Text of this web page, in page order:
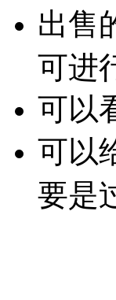
出售
可进
可以
可以
要是